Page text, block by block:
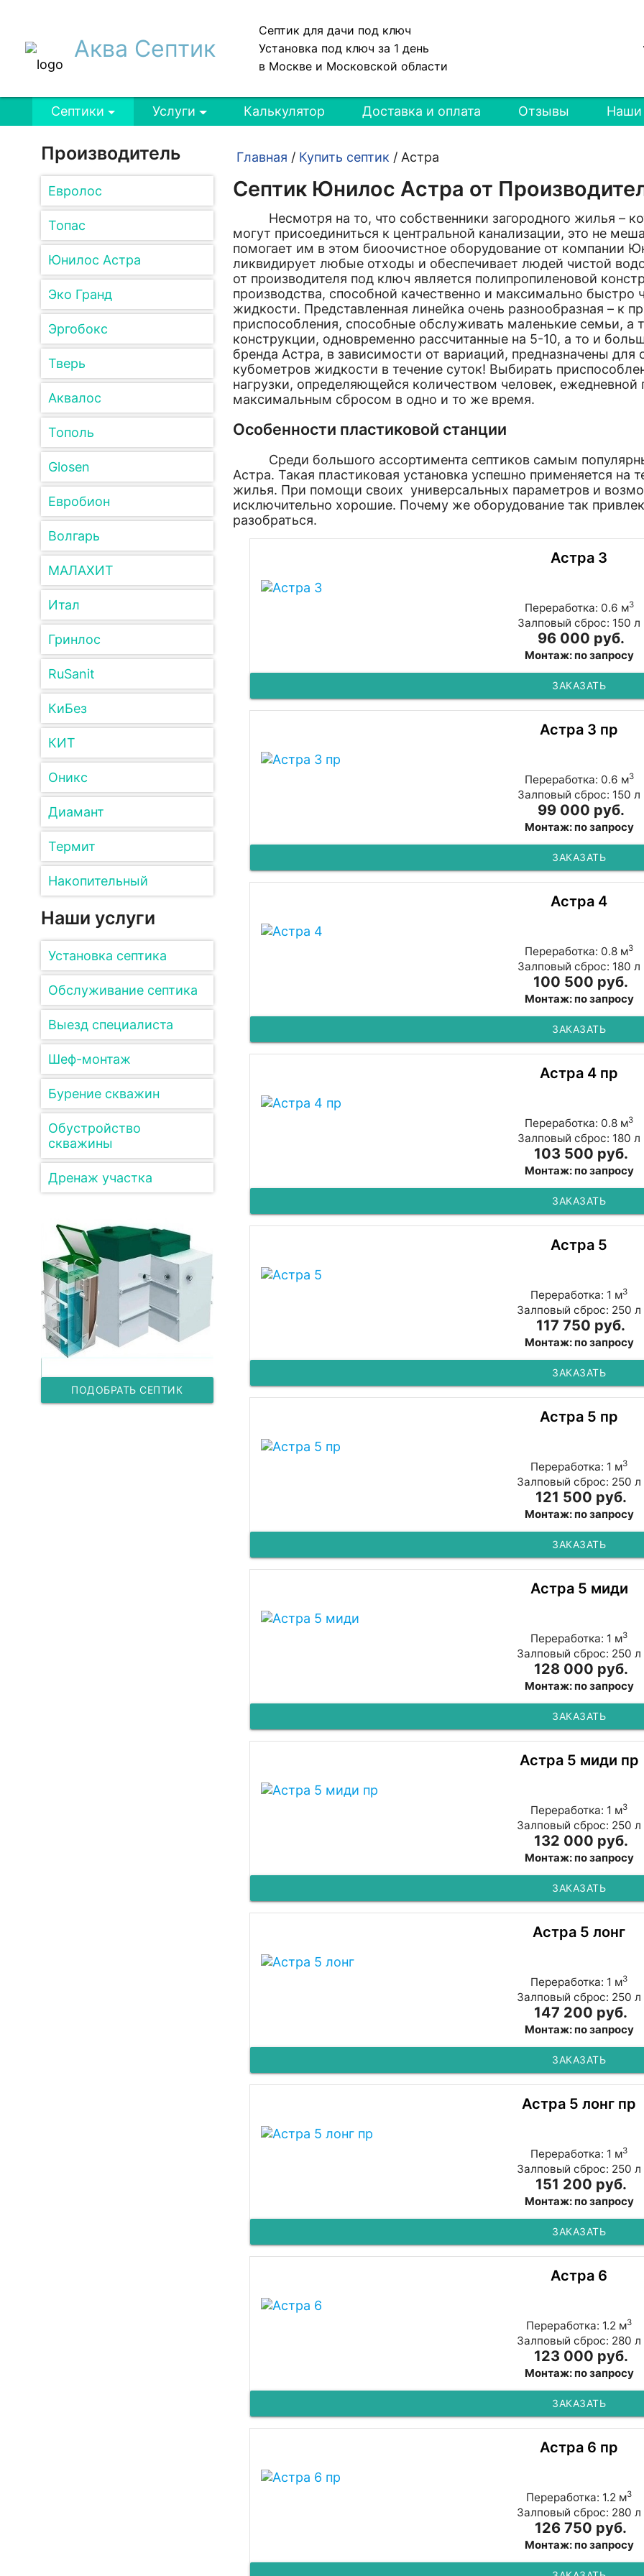
Аква Септик
Септик для дачи под ключ
Установка под ключ за 1 день
в Москве и Московской области
Септики Услуги Калькулятор Доставка и оплата Отзывы Наши
Производитель
Евролос
Топас
Юнилос Астра
Эко Гранд
Эргобокс
Тверь
Аквалос
Тополь
Glosen
Евробион
Волгарь
МАЛАХИТ
Итал
Гринлос
RuSanit
КиБез
КИТ
Оникс
Диамант
Термит
Накопительный
Наши услуги
Установка септика
Обслуживание септика
Выезд специалиста
Шеф-монтаж
Бурение скважин
Обустройство
скважины
Дренаж участка
ПОДОБРАТЬ СЕПТИК
Главная / Купить септик / Астра
Септик Юнилос Астра от
Несмотря на то, что собственники загородного жилья –
могут присоединиться к центральной канализации, это не
помогает им в этом биоочистное оборудование от компании
ликвидирует любые отходы и обеспечивает людей чистой
от производителя под ключ является полипропиленовой
производства, способной качественно и максимально быстро
жидкости. Представленная линейка очень разнообразная – к
приспособления, способные обслуживать маленькие семьи, а
конструкции, одновременно рассчитанные на 5-10, а то и
бренда Астра, в зависимости от вариаций, предназначены для
кубометров жидкости в течение суток! Выбирать
нагрузки, определяющейся количеством человек, ежедневной
максимальным сбросом в одно и то же время.
Особенности пластиковой станции
Среди большого ассортимента септиков самым
Астра. Такая пластиковая установка успешно применяется на
жилья. При помощи своих универсальных параметров и
исключительно хорошие. Почему же оборудование так
разобраться.
Астра 3
Переработка: 0.6 м3
Залповый сброс: 150 л
96 000 руб.
Монтаж: по запросу
ЗАКАЗАТЬ
Астра 3 пр
Переработка: 0.6 м3
Залповый сброс: 150 л
99 000 руб.
Монтаж: по запросу
ЗАКАЗАТЬ
Астра 4
Переработка: 0.8 м3
Залповый сброс: 180 л
100 500 руб.
Монтаж: по запросу
ЗАКАЗАТЬ
Астра 4 пр
Переработка: 0.8 м3
Залповый сброс: 180 л
103 500 руб.
Монтаж: по запросу
ЗАКАЗАТЬ
Астра 5
Переработка: 1 м3
Залповый сброс: 250 л
117 750 руб.
Монтаж: по запросу
ЗАКАЗАТЬ
Астра 5 пр
Переработка: 1 м3
Залповый сброс: 250 л
121 500 руб.
Монтаж: по запросу
ЗАКАЗАТЬ
Астра 5 миди
Переработка: 1 м3
Залповый сброс: 250 л
128 000 руб.
Монтаж: по запросу
ЗАКАЗАТЬ
Астра 5 миди пр
Переработка: 1 м3
Залповый сброс: 250 л
132 000 руб.
Монтаж: по запросу
ЗАКАЗАТЬ
Астра 5 лонг
Переработка: 1 м3
Залповый сброс: 250 л
147 200 руб.
Монтаж: по запросу
ЗАКАЗАТЬ
Астра 5 лонг пр
Переработка: 1 м3
Залповый сброс: 250 л
151 200 руб.
Монтаж: по запросу
ЗАКАЗАТЬ
Астра 6
Переработка: 1.2 м3
Залповый сброс: 280 л
123 000 руб.
Монтаж: по запросу
ЗАКАЗАТЬ
Астра 6 пр
Переработка: 1.2 м3
Залповый сброс: 280 л
126 750 руб.
Монтаж: по запросу